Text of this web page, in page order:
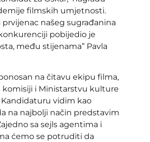
filmskih umjetnosti.
našeg sugrađanina
pobijedio je
među stijenama” Pavla
na čitavu ekipu filma,
komisiji i Ministarstvu kulture
vidim kao
na najbolji način predstavim
sa sejls agentima i
ćemo se potruditi da